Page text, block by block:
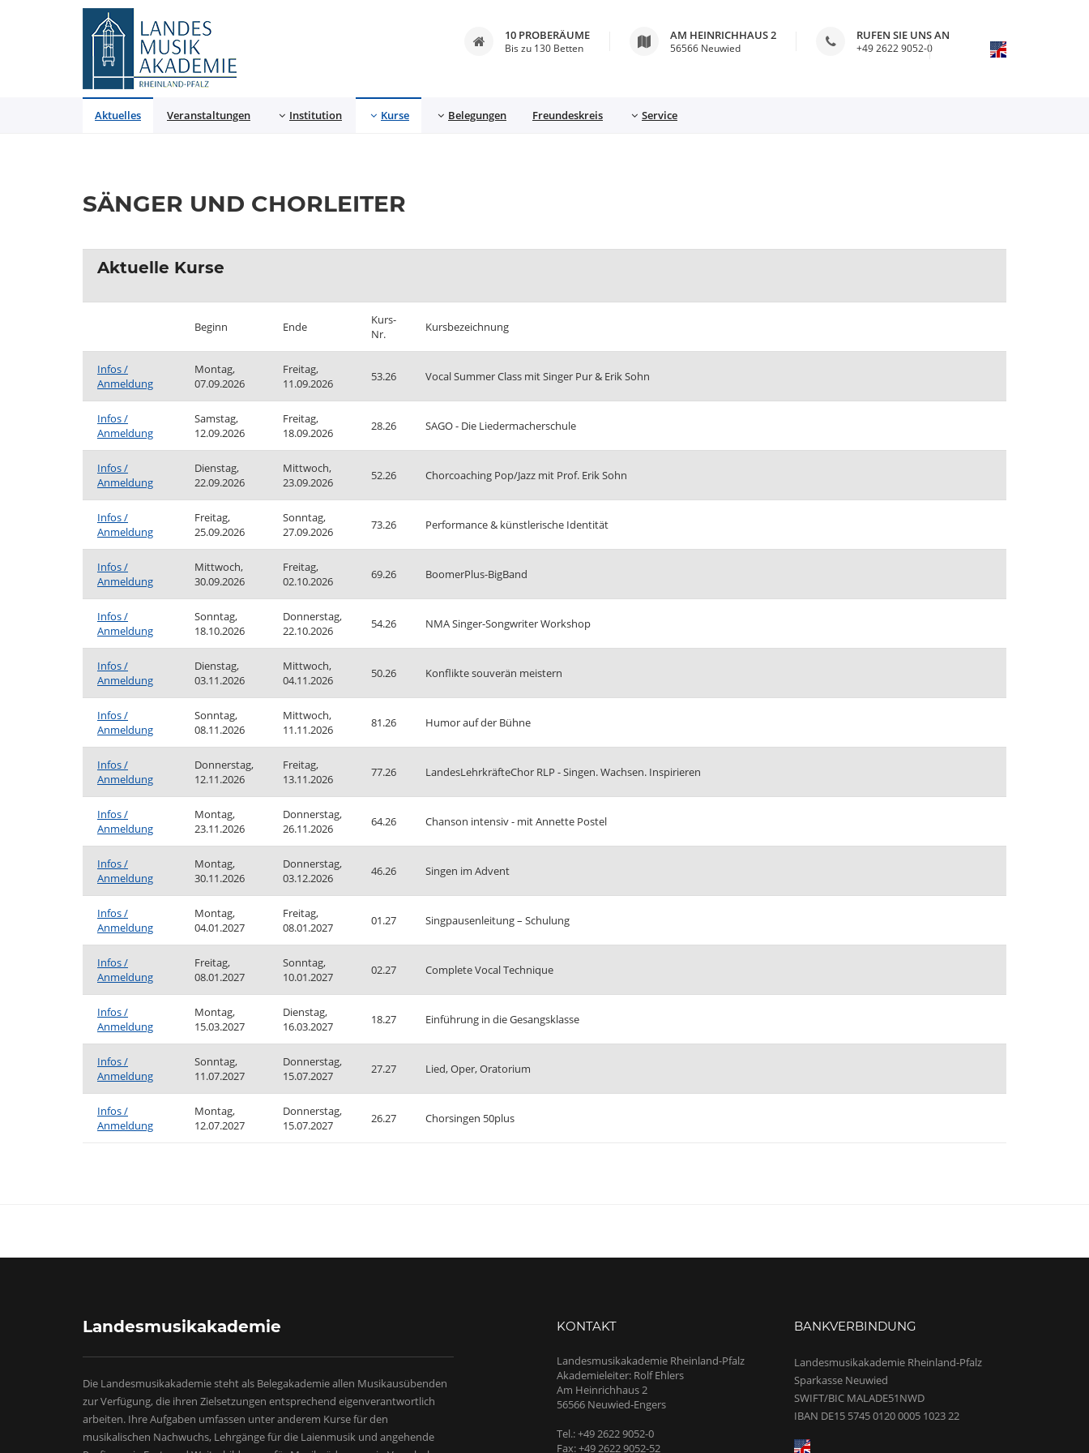
Landesmusikakademie
10 PROBERÄUME
Bis zu 130 Betten
AM HEINRICHHAUS 2
56566 Neuwied
RUFEN SIE UNS AN
+49 2622 9052-0
Aktuelles Veranstaltungen Institution Kurse Belegungen Freundeskreis Service
SÄNGER UND CHORLEITER
Aktuelle Kurse
Beginn Ende
Kurs-
Nr.
Kursbezeichnung
Infos /
Anmeldung
Montag,
07.09.2026
Freitag,
11.09.2026
53.26 Vocal Summer Class mit Singer Pur & Erik Sohn
Infos /
Anmeldung
Samstag,
12.09.2026
Freitag,
18.09.2026
28.26 SAGO - Die Liedermacherschule
Infos /
Anmeldung
Dienstag,
22.09.2026
Mittwoch,
23.09.2026
52.26 Chorcoaching Pop/Jazz mit Prof. Erik Sohn
Infos /
Anmeldung
Freitag,
25.09.2026
Sonntag,
27.09.2026
73.26 Performance & künstlerische Identität
Infos /
Anmeldung
Mittwoch,
30.09.2026
Freitag,
02.10.2026
69.26 BoomerPlus-BigBand
Infos /
Anmeldung
Sonntag,
18.10.2026
Donnerstag,
22.10.2026
54.26 NMA Singer-Songwriter Workshop
Infos /
Anmeldung
Dienstag,
03.11.2026
Mittwoch,
04.11.2026
50.26 Konflikte souverän meistern
Infos /
Anmeldung
Sonntag,
08.11.2026
Mittwoch,
11.11.2026
81.26 Humor auf der Bühne
Infos /
Anmeldung
Donnerstag,
12.11.2026
Freitag,
13.11.2026
77.26 LandesLehrkräfteChor RLP - Singen. Wachsen. Inspirieren
Infos /
Anmeldung
Montag,
23.11.2026
Donnerstag,
26.11.2026
64.26 Chanson intensiv - mit Annette Postel
Infos /
Anmeldung
Montag,
30.11.2026
Donnerstag,
03.12.2026
46.26 Singen im Advent
Infos /
Anmeldung
Montag,
04.01.2027
Freitag,
08.01.2027
01.27 Singpausenleitung – Schulung
Infos /
Anmeldung
Freitag,
08.01.2027
Sonntag,
10.01.2027
02.27 Complete Vocal Technique
Infos /
Anmeldung
Montag,
15.03.2027
Dienstag,
16.03.2027
18.27 Einführung in die Gesangsklasse
Infos /
Anmeldung
Sonntag,
11.07.2027
Donnerstag,
15.07.2027
27.27 Lied, Oper, Oratorium
Infos /
Anmeldung
Montag,
12.07.2027
Donnerstag,
15.07.2027
26.27 Chorsingen 50plus
Landesmusikakademie
Die Landesmusikakademie steht als Belegakademie allen Musikausübenden
zur Verfügung, die ihren Zielsetzungen entsprechend eigenverantwortlich
arbeiten. Ihre Aufgaben umfassen unter anderem Kurse für den
musikalischen Nachwuchs, Lehrgänge für die Laienmusik und angehende
KONTAKT
Landesmusikakademie Rheinland-Pfalz
Akademieleiter: Rolf Ehlers
Am Heinrichhaus 2
56566 Neuwied-Engers
Tel.: +49 2622 9052-0
Fax: +49 2622 9052-52
BANKVERBINDUNG
Landesmusikakademie Rheinland-Pfalz
Sparkasse Neuwied
SWIFT/BIC MALADE51NWD
IBAN DE15 5745 0120 0005 1023 22